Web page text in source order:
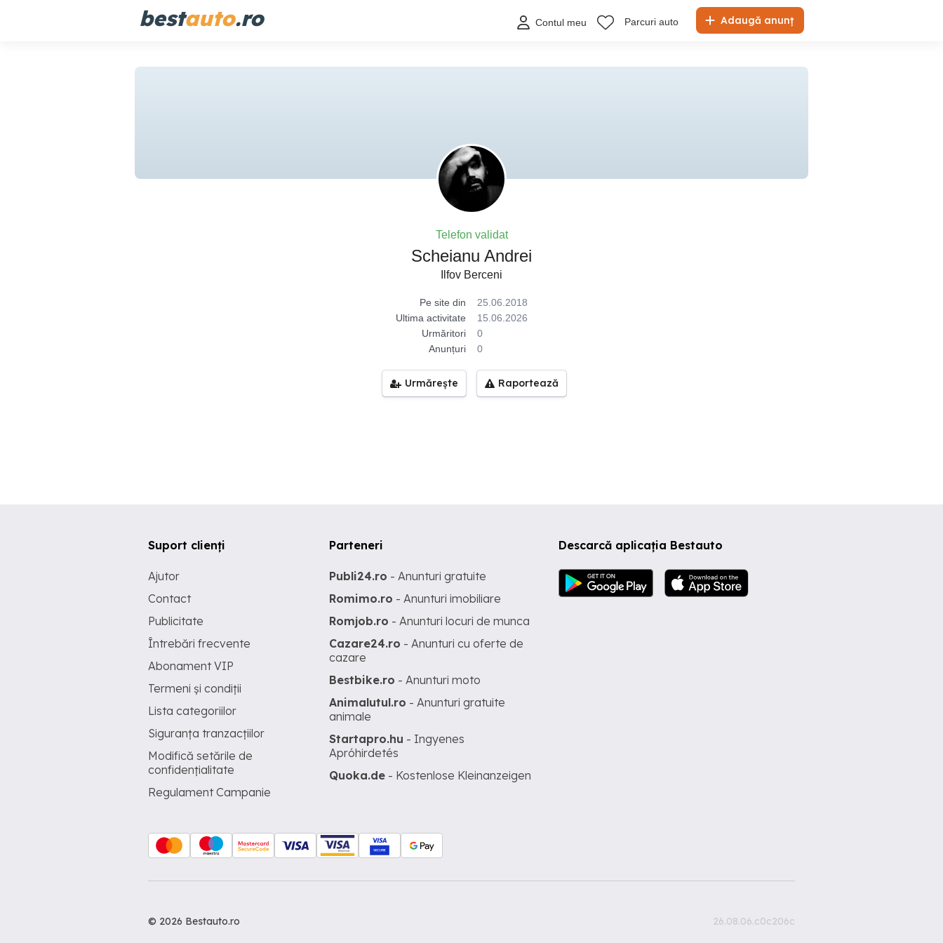
bestauto.ro Adaugă anunț
Contul meu Parcuri auto
Telefon validat
Scheianu Andrei
Ilfov Berceni
Pe site din
25.06.2018
Ultima activitate
15.06.2026
Urmăritori
0
Anunțuri
0
Urmărește Raportează
Descarcă aplicația Bestauto
Suport clienți
Ajutor
Contact
Publicitate
Întrebări frecvente
Abonament VIP
Termeni și condiții
Lista categoriilor
Siguranța tranzacțiilor
Modifică setările de
confidențialitate
Regulament Campanie
Parteneri
Publi24.ro - Anunturi gratuite
Romimo.ro - Anunturi imobiliare
Romjob.ro - Anunturi locuri de munca
Cazare24.ro - Anunturi cu oferte de
cazare
Bestbike.ro - Anunturi moto
Animalutul.ro - Anunturi gratuite
animale
Startapro.hu - Ingyenes
Apróhirdetés
Quoka.de - Kostenlose Kleinanzeigen
© 2026 Bestauto.ro 26.08.06.c0c206c